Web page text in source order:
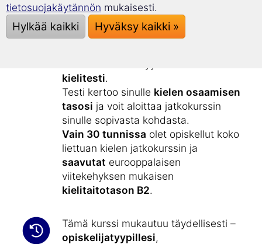
Tämä jatkokurssi vahvistaa liettuan
kielen taitoasi, minkä olet saavuttanut
kielitesti.
Testi kertoo sinulle kielen osaamisen
tasosi ja voit aloittaa jatkokurssin
sinulle sopivasta kohdasta.
Vain 30 tunnissa olet opiskellut koko
liettuan kielen jatkokurssin ja
saavutat eurooppalaisen
viitekehyksen mukaisen
kielitaitotason B2.
Tämä kurssi mukautuu täydellisesti –
opiskelijatyypillesi,
tietosuojakäytännön mukaisesti.
Hylkää kaikki Hyväksy kaikki »